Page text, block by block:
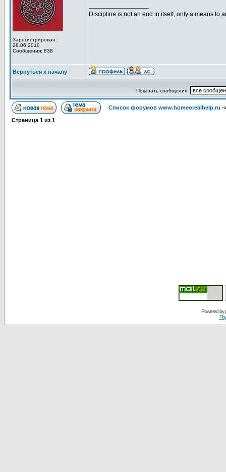
Зарегистрирован:
28.06.2010
Сообщения: 838
Discipline is not an end in itself, only a means to
Вернуться к началу
Показать сообщения:
Список форумов www.homeorealhelp.ru -
Страница 1 из 1
Powered by